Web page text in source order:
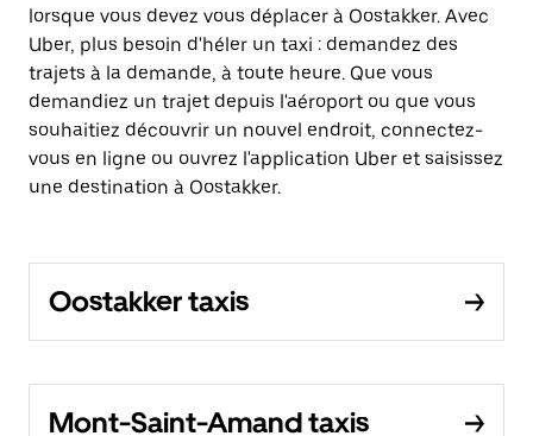
lorsque vous devez vous déplacer à Oostakker. Avec
Uber, plus besoin d'héler un taxi : demandez des
trajets à la demande, à toute heure. Que vous
demandiez un trajet depuis l'aéroport ou que vous
souhaitiez découvrir un nouvel endroit, connectez-
vous en ligne ou ouvrez l'application Uber et saisissez
une destination à Oostakker.
Oostakker taxis
Mont-Saint-Amand taxis